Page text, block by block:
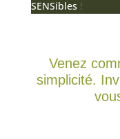
SENSibles !
Venez
simplicité.